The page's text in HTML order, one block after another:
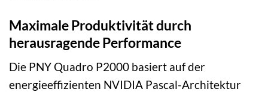
Maximale Produktivität durch
herausragende Performance
Die PNY Quadro P2000 basiert auf der
energieeffizienten NVIDIA Pascal-Architektur